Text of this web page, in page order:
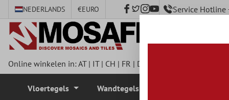
hoofdinhoud
NEDERLANDS €EURO Service
Online winkelen in:AT| IT| CH | FR | DE
Vloertegels Wandtegels